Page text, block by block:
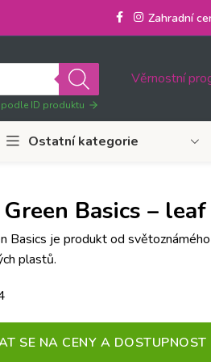
Zahradní
ID produktu
Věrnostní
Ostatní kategorie
Basics –
Basics je produkt od
plastů.
SE NA CENY A DOSTUPNOST